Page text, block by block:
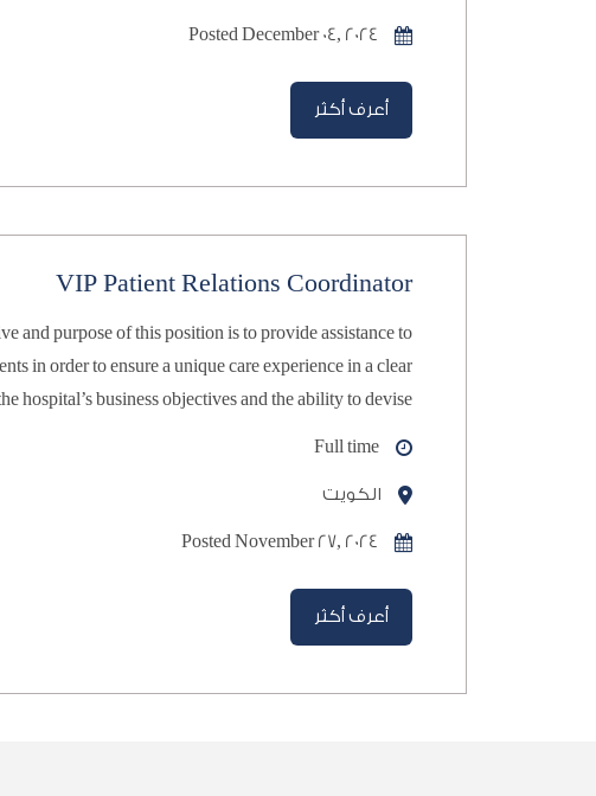
Posted December 04, 2024
أعرف أكثر
VIP Patient Relations Coordinator
Full time
الكويت
Posted November 27, 2024
أعرف أكثر